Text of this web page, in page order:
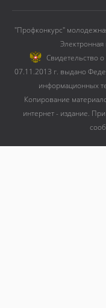
"Профконкурс"
Электронная
Cвидетельство
07.11.2013 г. выдано
информационных
Копирование
интернет - издание.